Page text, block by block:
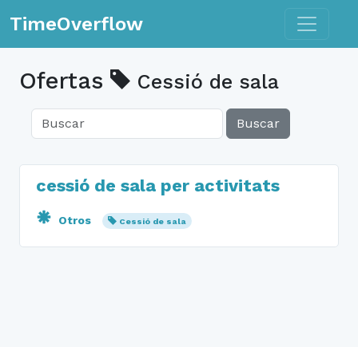
TimeOverflow Toggle
Ofertas Cessió de sala
Buscar
cessió de sala per activitats
Otros Cessió de sala